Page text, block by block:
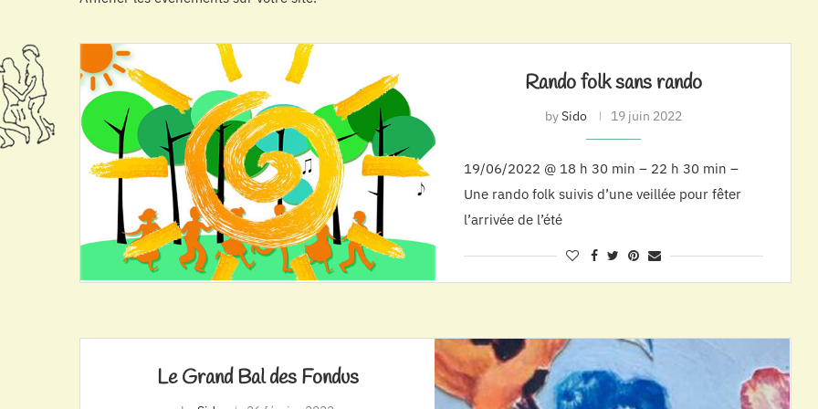
Rando folk sans rando
bySido 19 juin 2022
19/06/2022 @ 18 h 30 min – 22 h 30 min –
Une rando folk suivis d’une veillée pour fêter
l’arrivée de l’été
Le Grand Bal des Fondus